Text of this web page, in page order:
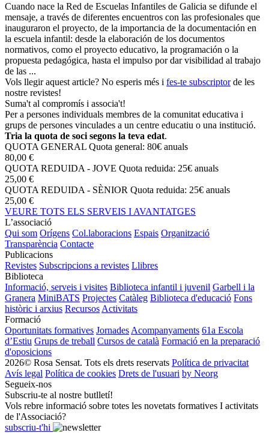
Cuando nace la Red de Escuelas Infantiles de Galicia se difunde el
mensaje, a través de diferentes encuentros con las profesionales que
inauguraron el proyecto, de la importancia de la documentación en
la escuela infantil: desde la elaboración de los documentos
normativos, como el proyecto educativo, la programación o la
propuesta pedagógica, hasta el impulso por dar visibilidad al trabajo
de las ...
Vols llegir aquest article? No esperis més i fes-te subscriptor de les
nostre revistes!
Suma't al compromís i associa't!
Per a persones individuals membres de la comunitat educativa i
grups de persones vinculades a un centre educatiu o una institució.
Tria la quota de soci segons la teva edat.
QUOTA GENERAL Quota general: 80€ anuals
80,00 €
QUOTA REDUIDA - JOVE Quota reduida: 25€ anuals
25,00 €
QUOTA REDUIDA - SÈNIOR Quota reduida: 25€ anuals
25,00 €
VEURE TOTS ELS SERVEIS I AVANTATGES
L’associació
Qui som Orígens Col.laboracions Espais Organització
Transparència Contacte
Publicacions
Revistes Subscripcions a revistes Llibres
Biblioteca
Informació, serveis i visites Biblioteca infantil i juvenil Garbell i la
Granera MiniBATS Projectes Catàleg Biblioteca d'educació Fons
històric i arxius Recursos Activitats
Formació
Oportunitats formatives Jornades Acompanyaments 61a Escola
d’Estiu Grups de treball Cursos de català Formació en la preparació
d'oposicions
2026© Rosa Sensat. Tots els drets reservats Política de privacitat
Avís legal Política de cookies Drets de l'usuari by Neorg
Segueix-nos
Subscriu-te al nostre butlletí!
Vols rebre informació sobre totes les novetats formatives I activitats
de l'Associació?
subscriu-t'hi